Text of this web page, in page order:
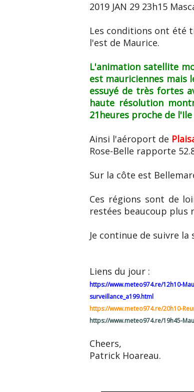
2019 JAN 29 23h15
Les conditions ont été
l'est de Maurice.
L'animation satellite
est mauriciennes mais
essuyé de très fortes
haute résolution
21heures proche de l'Ile
Ainsi l'aéroport de
Rose-Belle rapporte
Sur la côte est
Ces régions sont de
restées beaucoup plus
Je continue de suivre
Liens du jour :
https://www.meteo974.re/12h10-
surveillance_a199.html
https://www.meteo974.re/20h10-
https://www.meteo974.re/19h45-
Cheers,
Patrick Hoareau.